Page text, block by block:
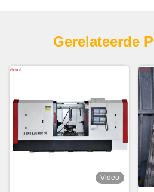
Gerelateerde
Video